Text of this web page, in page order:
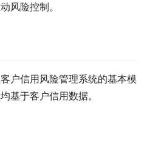
风险控制。
户信用风险管理系统的基本模
基于客户信用数据。